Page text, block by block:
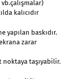
kalıcıdır
yapılan baskıdır.
zarar
noktaya taşıyabilir.